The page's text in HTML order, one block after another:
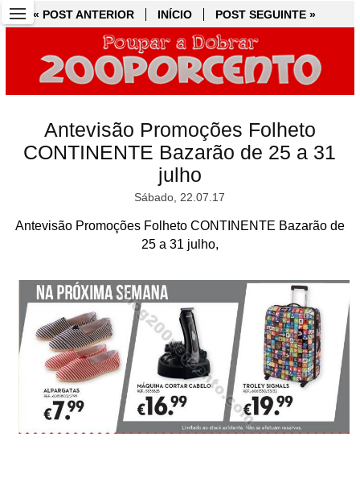
« POST ANTERIOR INÍCIO POST SEGUINTE »
Antevisão Promoções Folheto
CONTINENTE Bazarão de 25 a 31
julho
Sábado, 22.07.17
Antevisão Promoções Folheto CONTINENTE Bazarão de
25 a 31 julho,
« POST ANTERIOR INÍCIO POST SEGUINTE »